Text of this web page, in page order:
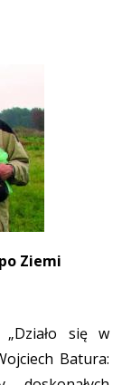
Ziemi
się w
Batura: